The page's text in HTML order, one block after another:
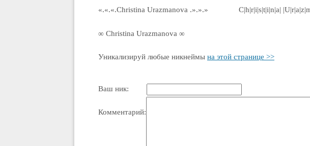
«.«.«.Christina Urazmanova .».».» C|h|r|i|s|t|i|n|a|
∞ Christina Urazmanova ∞
Уникализируй любые никнеймы на этой странице >>
Ваш ник:
Комментарий: